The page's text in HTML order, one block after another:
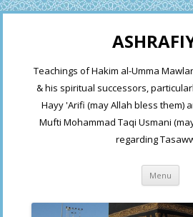
Teachings of Hakim al-Umma
& his spiritual successors,
Hayy 'Arifi (may Allah bless them)
Mufti Mohammad Taqi Usmani
regarding
Menu Skip